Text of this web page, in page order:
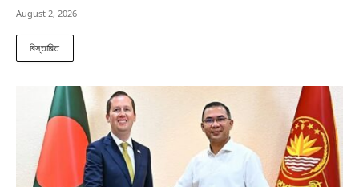
August 2, 2026
বিস্তারিত